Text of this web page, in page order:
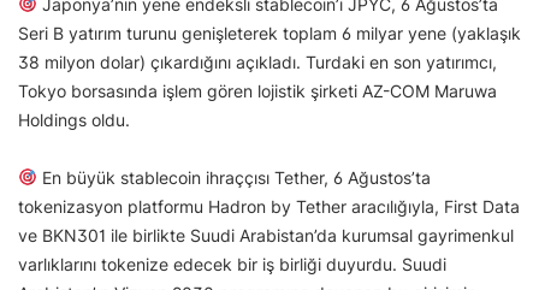
Seri B yatırım turunu genişleterek toplam 6 milyar yene (yaklaşık
38 milyon dolar) çıkardığını açıkladı. Turdaki en son yatırımcı,
Tokyo borsasında işlem gören lojistik şirketi AZ-COM Maruwa
Holdings oldu.
En büyük stablecoin ihraççısı Tether, 6 Ağustos’ta
tokenizasyon platformu Hadron by Tether aracılığıyla, First Data
ve BKN301 ile birlikte Suudi Arabistan’da kurumsal gayrimenkul
varlıklarını tokenize edecek bir iş birliği duyurdu. Suudi